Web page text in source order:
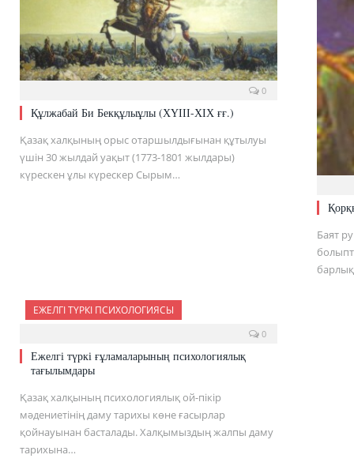
0
Құлжабай Би Бекқұлыұлы (ХҮІІІ-ХІХ ғғ.)
Қазақ халқының орыс отаршылдығынан құтылуы
үшін 30 жылдай уақыт (1773-1801 жылдары)
күрескен ұлы күрескер Сырым…
Баят
ЕЖЕЛГІ ТҮРКІ ПСИХОЛОГИЯСЫ
0
Ежелгі түркі ғұламаларының психологиялық
тағылымдары
Қазақ халқының психологиялық ой-пікір
мәдениетінің даму тарихы көне ғасырлар
қойнауынан басталады. Халқымыздың жалпы даму
тарихына…